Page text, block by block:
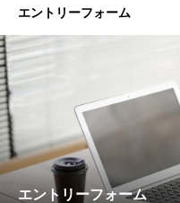
エントリーフォーム
エントリーフォーム